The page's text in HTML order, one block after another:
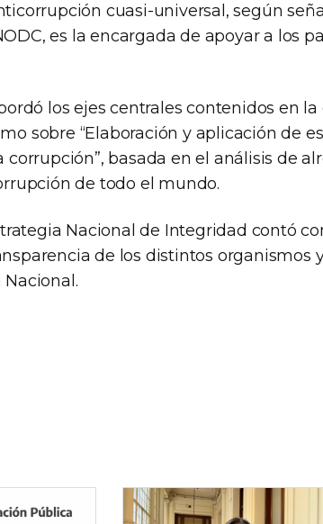
cuasi-universal, según
es la encargada de apoyar a los
los ejes centrales contenidos en
sobre “Elaboración y aplicación de
basada en el análisis de
de todo el mundo.
Nacional de Integridad contó
de los distintos organismos